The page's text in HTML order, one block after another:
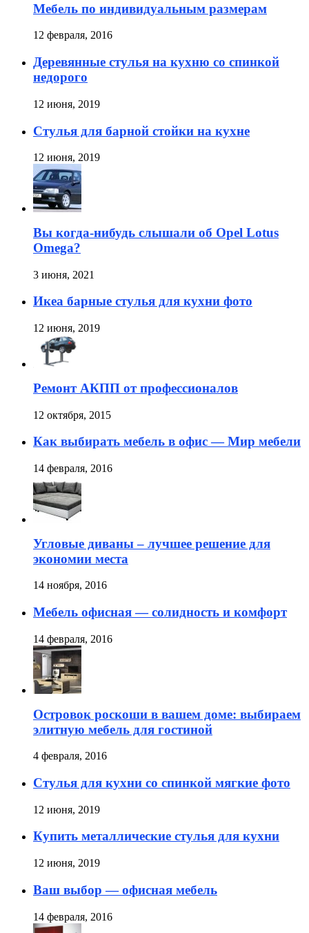
Мебель по индивидуальным размерам
12 февраля, 2016
Деревянные стулья на кухню со спинкой
недорого
12 июня, 2019
Стулья для барной стойки на кухне
12 июня, 2019
Вы когда-нибудь слышали об Opel Lotus
Omega?
3 июня, 2021
Икеа барные стулья для кухни фото
12 июня, 2019
Ремонт АКПП от профессионалов
12 октября, 2015
Как выбирать мебель в офис — Мир мебели
14 февраля, 2016
Угловые диваны – лучшее решение для
экономии места
14 ноября, 2016
Мебель офисная — солидность и комфорт
14 февраля, 2016
Островок роскоши в вашем доме: выбираем
элитную мебель для гостиной
4 февраля, 2016
Стулья для кухни со спинкой мягкие фото
12 июня, 2019
Купить металлические стулья для кухни
12 июня, 2019
Ваш выбор — офисная мебель
14 февраля, 2016